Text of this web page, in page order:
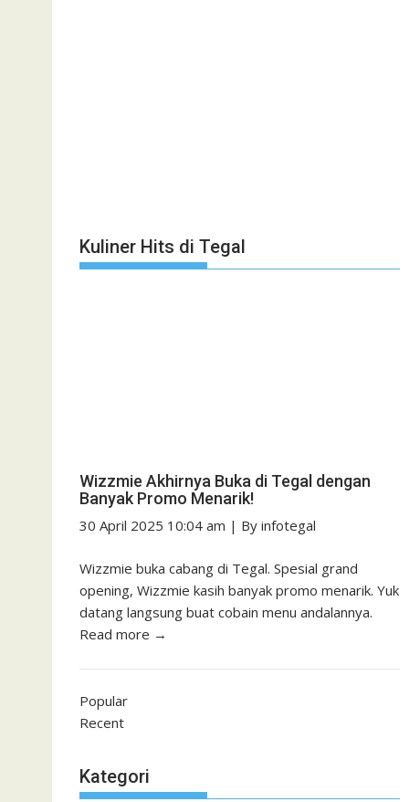
Kuliner Hits di Tegal
Wizzmie Akhirnya Buka di Tegal dengan
Banyak Promo Menarik!
30 April 2025 10:04 am | By infotegal
Wizzmie buka cabang di Tegal. Spesial grand
opening, Wizzmie kasih banyak promo menarik. Yuk
datang langsung buat cobain menu andalannya.
Read more →
Popular
Recent
Kategori